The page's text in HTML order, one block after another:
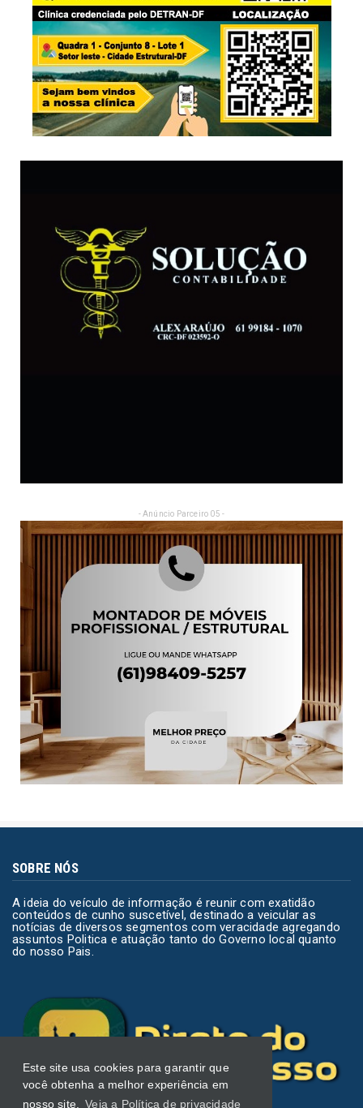
Este site usa cookies para garantir que
você obtenha a melhor experiência em
nosso site.
Veja a Política de privacidade
- Anúncio Parceiro 05 -
SOBRE NÓS
A ideia do veículo de informação é reunir com exatidão
conteúdos de cunho suscetível, destinado a veicular as
notícias de diversos segmentos com veracidade agregando
assuntos Politica e atuação tanto do Governo local quanto
do nosso Pais.